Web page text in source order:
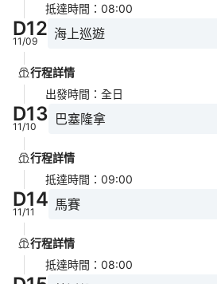
抵達時間 ： 08:00
D12
11/09 海上巡遊
行程詳情
出發時間 ： 全日
D13
11/10 巴塞隆拿
行程詳情
抵達時間 ： 09:00
D14
11/11 馬賽
行程詳情
抵達時間 ： 08:00